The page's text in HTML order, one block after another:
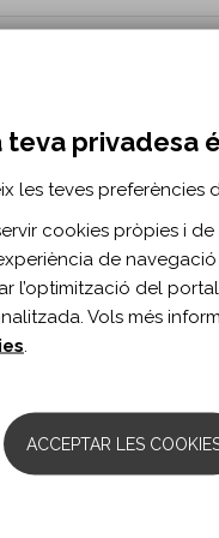
- ACAP
amb la missió de
La seu social és...
teva privadesa
les teves preferències
cookies pròpies i
de
l’optimització del
Vols més
ACCEPTAR LES